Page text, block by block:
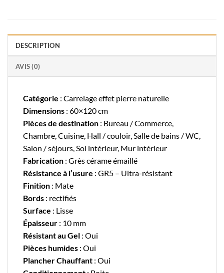
DESCRIPTION
AVIS (0)
Catégorie : Carrelage effet pierre naturelle
Dimensions : 60×120 cm
Pièces de destination : Bureau / Commerce,
Chambre, Cuisine, Hall / couloir, Salle de bains / WC,
Salon / séjours, Sol intérieur, Mur intérieur
Fabrication : Grès cérame émaillé
Résistance à l’usure : GR5 – Ultra-résistant
Finition : Mate
Bords : rectifiés
Surface : Lisse
Épaisseur : 10 mm
Résistant au Gel : Oui
Pièces humides : Oui
Plancher Chauffant : Oui